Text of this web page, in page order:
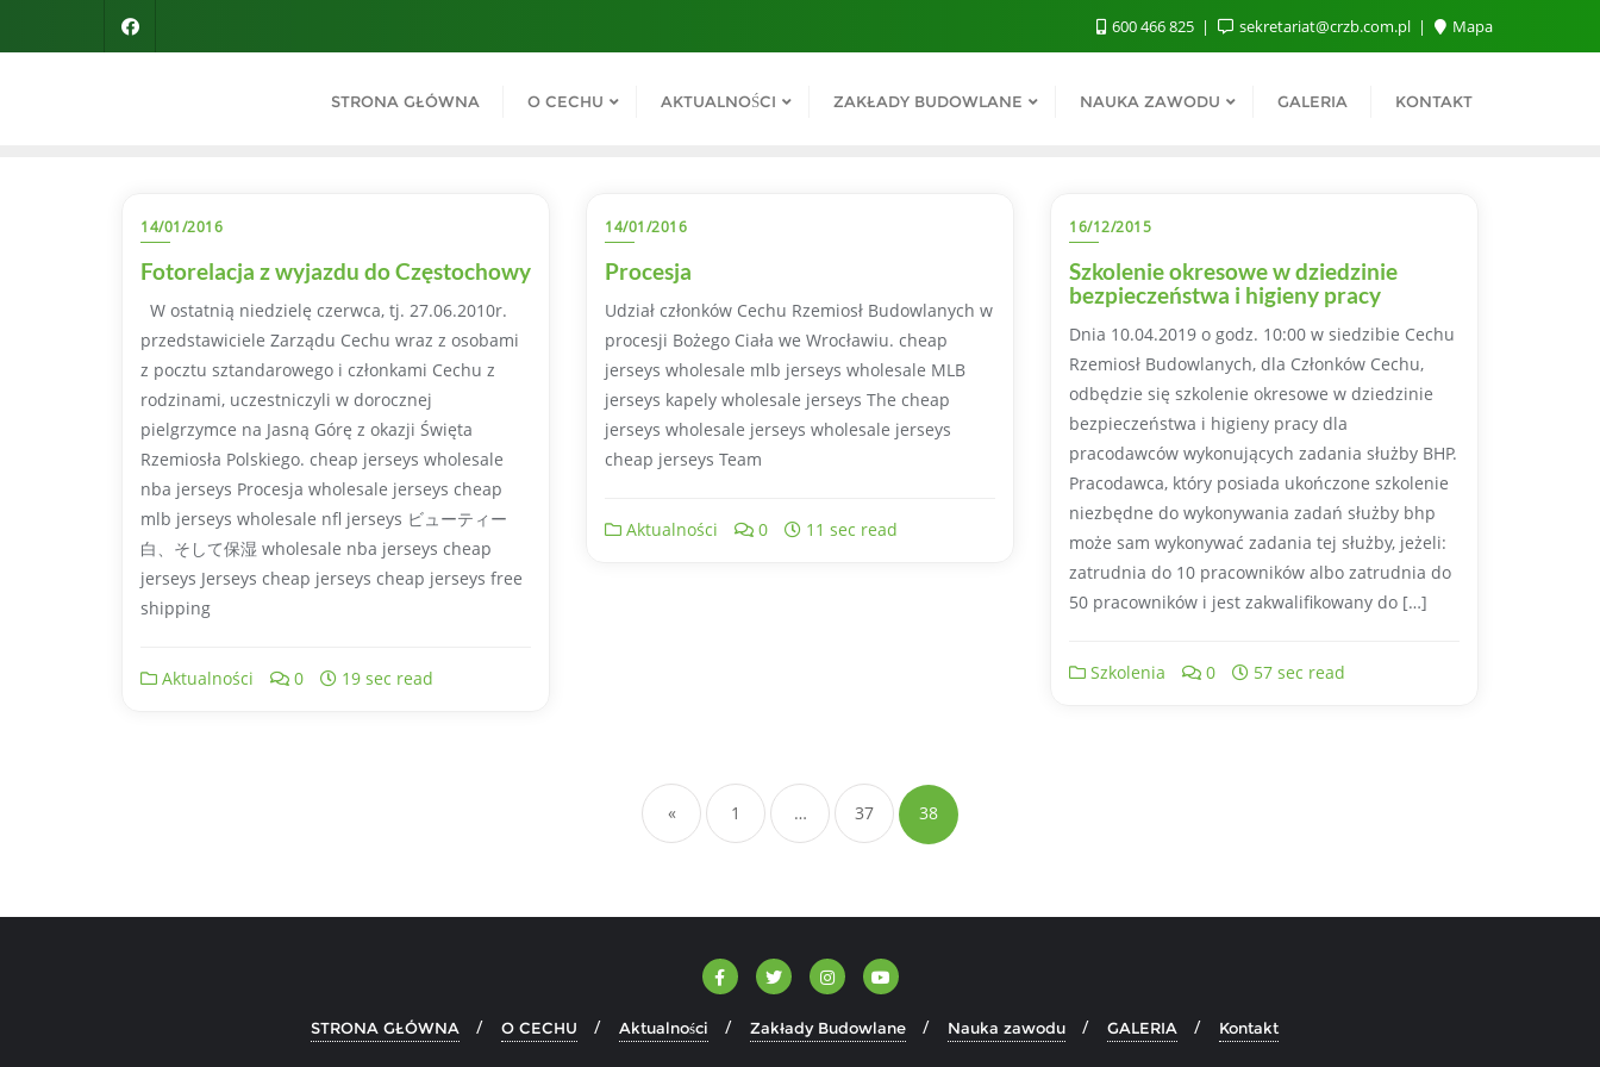
600 466 825 sekretariat@crzb.com.pl Mapa
STRONA GŁÓWNA O CECHU AKTUALNOŚCI ZAKŁADY BUDOWLANE NAUKA ZAWODU GALERIA KONTAKT
14/01/2016
Fotorelacja z wyjazdu do Częstochowy
W ostatnią niedzielę czerwca, tj. 27.06.2010r.
przedstawiciele Zarządu Cechu wraz z osobami
z pocztu sztandarowego i członkami Cechu z
rodzinami, uczestniczyli w dorocznej
pielgrzymce na Jasną Górę z okazji Święta
Rzemiosła Polskiego. cheap jerseys wholesale
nba jerseys Procesja wholesale jerseys cheap
mlb jerseys wholesale nfl jerseys ビューティー
白、そして保湿 wholesale nba jerseys cheap
jerseys Jerseys cheap jerseys cheap jerseys free
shipping
Aktualności 0 19 sec read
14/01/2016
Procesja
Udział członków Cechu Rzemiosł Budowlanych w
procesji Bożego Ciała we Wrocławiu. cheap
jerseys wholesale mlb jerseys wholesale MLB
jerseys kapely wholesale jerseys The cheap
jerseys wholesale jerseys wholesale jerseys
cheap jerseys Team
Aktualności 0 11 sec read
16/12/2015
Szkolenie okresowe w dziedzinie
bezpieczeństwa i higieny pracy
Dnia 10.04.2019 o godz. 10:00 w siedzibie Cechu
Rzemiosł Budowlanych, dla Członków Cechu,
odbędzie się szkolenie okresowe w dziedzinie
bezpieczeństwa i higieny pracy dla
pracodawców wykonujących zadania służby BHP.
Pracodawca, który posiada ukończone szkolenie
niezbędne do wykonywania zadań służby bhp
może sam wykonywać zadania tej służby, jeżeli:
zatrudnia do 10 pracowników albo zatrudnia do
50 pracowników i jest zakwalifikowany do […]
Szkolenia 0 57 sec read
Stronicowanie
wpisów
« 1 … 37 38
STRONA GŁÓWNA O CECHU Aktualności Zakłady Budowlane Nauka zawodu GALERIA Kontakt